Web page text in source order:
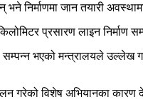
भने निर्माणमा जान तयारी
प्रसारण लाइन निर्माण
भएको मन्त्रालयले
गरेको विशेष अभियानका